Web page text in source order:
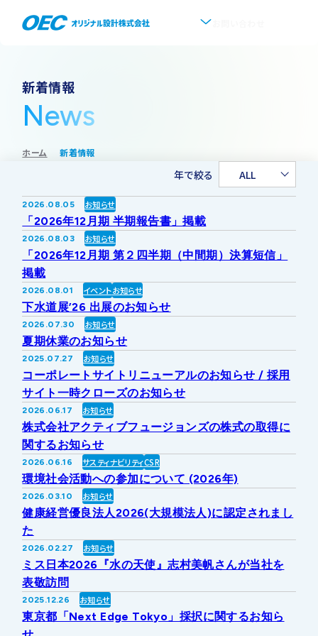
企業情報
会社概要
代表挨拶
沿革
事業所・アクセス
グループ会社について
協業・パートナー募集
採用情報
事業紹介
事業一覧
上水道
下水道
ソフトウェア開発
その他事業
新しい取り組み
IR情報
IRトップ
株式・株主情報
IRニュース
IRライブラリー
IRカレンダー
個人投資家の皆様へ
IR方針・免責事項
For Overseas
新着情報
採用情報
協業・パートナー募集
お問い合わせ
公式 広報
新着情報
News
ホーム 新着情報
年で絞る ALL
2026.08.05 お知らせ
「2026年12月期 半期報告書」掲載
2026.08.03 お知らせ
「2026年12月期 第２四半期（中間期）決算短信」
掲載
2026.08.01 イベントお知らせ
下水道展’26 出展のお知らせ
2026.07.30 お知らせ
夏期休業のお知らせ
2025.07.27 お知らせ
コーポレートサイトリニューアルのお知らせ / 採用
サイト一時クローズのお知らせ
2026.06.17 お知らせ
株式会社アクティブフュージョンズの株式の取得に
関するお知らせ
2026.06.16 サスティナビリティCSR
環境社会活動への参加について (2026年)
2026.03.10 お知らせ
健康経営優良法人2026(大規模法人)に認定されまし
た
2026.02.27 お知らせ
ミス日本2026『水の天使』志村美帆さんが当社を
表敬訪問
2025.12.26 お知らせ
東京都「Next Edge Tokyo」採択に関するお知ら